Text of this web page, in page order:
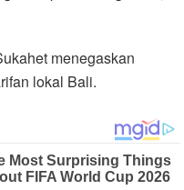
menegaskan
lokal Bali.